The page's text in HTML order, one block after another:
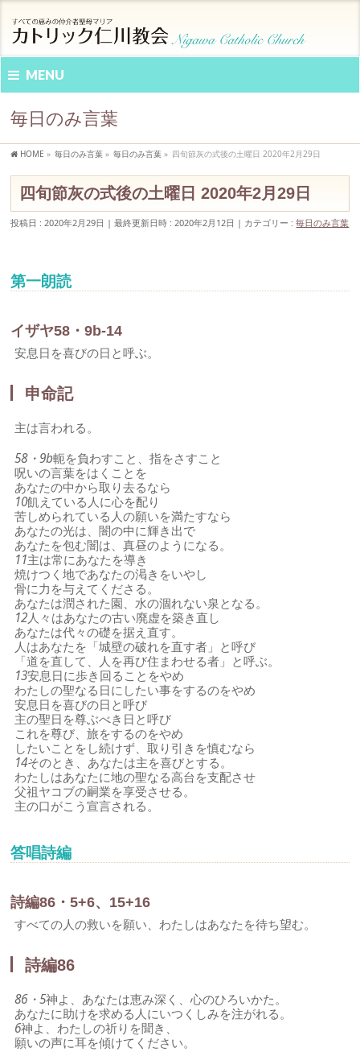
MENU
毎日のみ言葉
HOME » 毎日のみ言葉 » 毎日のみ言葉 » 四旬節灰の式後の土曜日 2020年2月29日
四旬節灰の式後の土曜日 2020年2月29日
投稿日 : 2020年2月29日 最終更新日時 : 2020年2月12日 カテゴリー :毎日のみ言葉
第一朗読
イザヤ58・9b-14
安息日を喜びの日と呼ぶ。
申命記
主は言われる。
58・9b軛を負わすこと、指をさすこと
呪いの言葉をはくことを
あなたの中から取り去るなら
10飢えている人に心を配り
苦しめられている人の願いを満たすなら
あなたの光は、闇の中に輝き出で
あなたを包む闇は、真昼のようになる。
11主は常にあなたを導き
焼けつく地であなたの渇きをいやし
骨に力を与えてくださる。
あなたは潤された園、水の涸れない泉となる。
12人々はあなたの古い廃虚を築き直し
あなたは代々の礎を据え直す。
人はあなたを「城壁の破れを直す者」と呼び
「道を直して、人を再び住まわせる者」と呼ぶ。
13安息日に歩き回ることをやめ
わたしの聖なる日にしたい事をするのをやめ
安息日を喜びの日と呼び
主の聖日を尊ぶべき日と呼び
これを尊び、旅をするのをやめ
したいことをし続けず、取り引きを慎むなら
14そのとき、あなたは主を喜びとする。
わたしはあなたに地の聖なる高台を支配させ
父祖ヤコブの嗣業を享受させる。
主の口がこう宣言される。
答唱詩編
詩編86・5+6、15+16
すべての人の救いを願い、わたしはあなたを待ち望む。
詩編86
86・5神よ、あなたは恵み深く、心のひろいかた。
あなたに助けを求める人にいつくしみを注がれる。
6神よ、わたしの祈りを聞き、
願いの声に耳を傾けてください。